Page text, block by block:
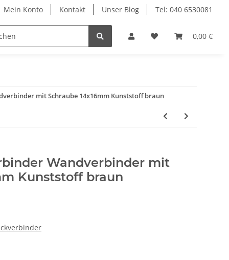
Mein Konto Kontakt Unser Blog Tel: 040 6530081
0,00 €
Regalbodenträger
mit Schraube 14x16mm Kunststoff braun
Wandverbinder mit
Kunststoff braun